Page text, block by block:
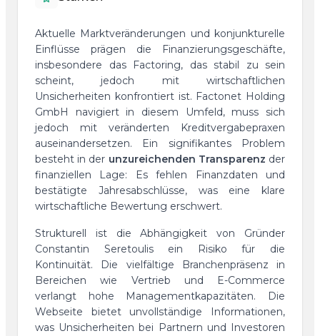
Aktuelle Marktveränderungen und konjunkturelle
Einflüsse prägen die Finanzierungsgeschäfte,
insbesondere das Factoring, das stabil zu sein
scheint, jedoch mit wirtschaftlichen
Unsicherheiten konfrontiert ist. Factonet Holding
GmbH navigiert in diesem Umfeld, muss sich
jedoch mit veränderten Kreditvergabepraxen
auseinandersetzen. Ein signifikantes Problem
besteht in der unzureichenden Transparenz der
finanziellen Lage: Es fehlen Finanzdaten und
bestätigte Jahresabschlüsse, was eine klare
wirtschaftliche Bewertung erschwert.
Strukturell ist die Abhängigkeit von Gründer
Constantin Seretoulis ein Risiko für die
Kontinuität. Die vielfältige Branchenpräsenz in
Bereichen wie Vertrieb und E-Commerce
verlangt hohe Managementkapazitäten. Die
Webseite bietet unvollständige Informationen,
was Unsicherheiten bei Partnern und Investoren